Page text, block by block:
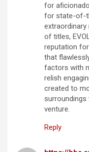
for
for state-of-
extraordinary
of titles,
reputation
that
factors with
relish
created to
venture.
Reply